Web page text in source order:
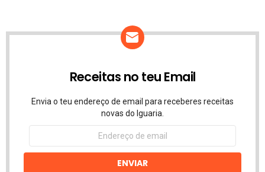
Receitas no teu Email
Envia o teu endereço de email para receberes receitas
novas do Iguaria.
Endereço
email
ENVIAR